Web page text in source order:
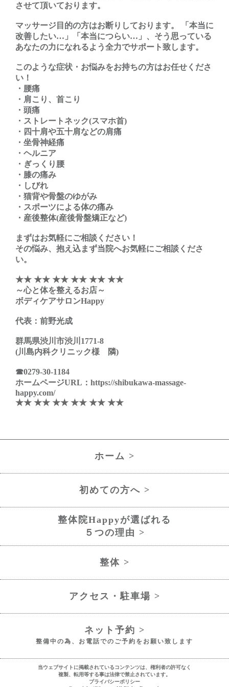
させて頂いております。
マッサージ目的の方はお断りしております。 「本当に
改善したい…」「本当につらい…」、そう思っている
あなたの力になれるよう全力でサポート致します。
このような症状・お悩みをお持ちの方はお任せくださ
い！
・腰痛
・肩こり、首こり
・頭痛
・ストレートネック(スマホ首)
・四十肩や五十肩などの肩痛
・坐骨神経痛
・ヘルニア
・ぎっくり腰
・膝の痛み
・しびれ
・猫背や骨盤のゆがみ
・スポーツによる体の痛み
・産後整体(産後骨盤矯正など)
まずはお気軽にご相談ください！
その悩み、抱え込まず当院へお気軽にご相談くださ
い。
★★ ★★ ★★ ★★ ★★ ★★
～心と体を整えるお店～
ボディケアサロンHappy
代表：前野光成
群馬県渋川市渋川1771-8
(川島内科クリニック様 隣)
☎0279-30-1184
ホームページURL：https://shibukawa-massage-
happy.com/
★★ ★★ ★★ ★★ ★★ ★★
ホーム >
初めての方へ >
整体院Happyが選ばれる
５つの理由 >
整体 >
アクセス・駐車場 >
ネット予約 >
整備中の為、お電話でのご予約をお願い致します
当ウェブサイトに掲載されているコンテンツは、権利者の許可なく
複製、転用等する事は法律で禁止されています。
プライバシーポリシー